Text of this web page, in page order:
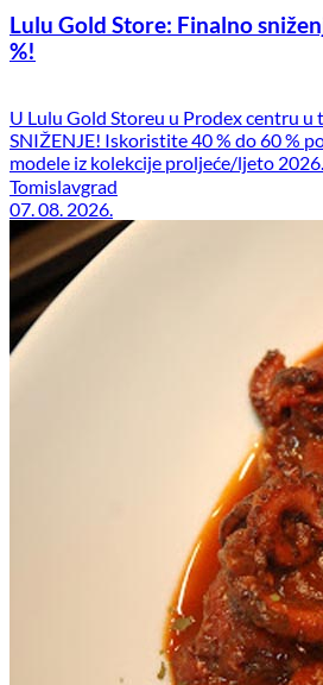
Lulu Gold Store: Finalno
%!
U Lulu Gold Storeu u Prodex centru u
SNIŽENJE! Iskoristite 40 % do 60 %
modele iz kolekcije proljeće/ljeto
i dodatne pogodnosti: stara kolekcija –
popusta stara U.S. Polo Assn. kolekcija
Prodex centru […]
Tomislavgrad
07. 08. 2026.